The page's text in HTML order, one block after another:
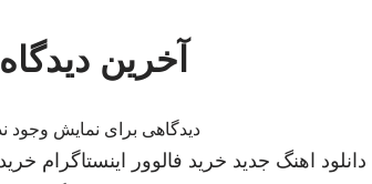
آخرین
دیدگاهی برای نمایش وجود
دانلود اهنگ جدید خرید فالوور اینستاگرام